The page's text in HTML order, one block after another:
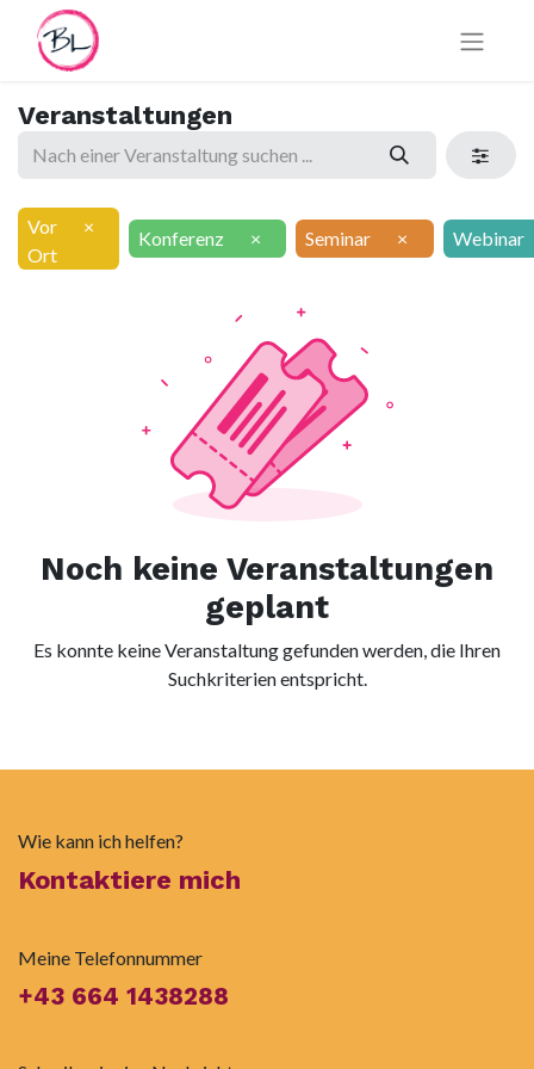
Veranstaltungen
Vor
Ort
×
Konferenz × Seminar × Webinar
Noch keine Veranstaltungen
geplant
Es konnte keine Veranstaltung gefunden werden, die Ihren
Suchkriterien entspricht.
Wie kann ich helfen?
Kontaktiere mich
Meine Telefonnummer
+43 664 1438288